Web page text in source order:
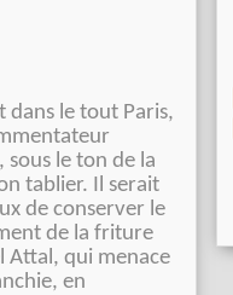
dans le tout Paris,
le ton de la
tablier. Il serait
de conserver le
de la friture
Attal, qui menace
en